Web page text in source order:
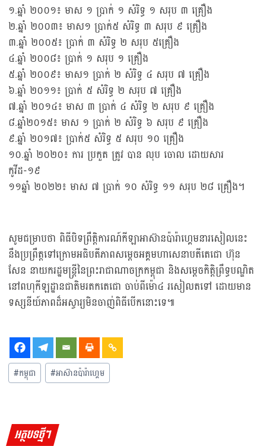
១.ឆ្នាំ ២០០១៖ មាស ១ ប្រាក់ ១ សំរិទ្ធ ១ សរុប ៣ គ្រឿង
២.ឆ្នាំ ២០០៣៖ មាស១ ប្រាក់៥ សំរិទ្ធ ៣ សរុប ៩ គ្រឿង
៣.ឆ្នាំ ២០០៥៖ ប្រាក់ ៣ សំរិទ្ធ ២ សរុប ៥គ្រឿង
៤.ឆ្នាំ ២០០៨៖ ប្រាក់ ១ សរុប ១ គ្រឿង
៥.ឆ្នាំ ២០០៩៖ មាស១ ប្រាក់ ២ សំរិទ្ធ ៤ សរុប ៧ គ្រឿង
៦.ឆ្នាំ ២០១១៖ ប្រាក់ ៥ សំរិទ្ធ ២ សរុប ៧ គ្រឿង
៧.ឆ្នាំ ២០១៤៖ មាស ៣ ប្រាក់ ៤ សំរិទ្ធ ២ សរុប ៩ គ្រឿង
៨.ឆ្នាំ២០១៥៖ មាស ១ ប្រាក់ ២ សំរិទ្ធ ៦ សរុប ៩ គ្រឿង
៩.ឆ្នាំ ២០១៧៖ ប្រាក់៥ សំរិទ្ធ ៥ សរុប ១០ គ្រឿង
១០.ឆ្នាំ ២០២០៖ ការ ប្រកួត ត្រូវ បាន លុប ចោល ដោយសារ
កូវីដ-១៩
១១ឆ្នាំ ២០២២៖ មាស ៧ ប្រាក់ ១០ សំរិទ្ធ ១១ សរុប ២៨ គ្រឿង។
សូមជម្រាបថា ពិធីបិទព្រឹត្តិការណ៍កីឡាអាស៊ានប៉ារ៉ាហ្គេមនារសៀលនេះ
នឹងប្រព្រឹត្តទៅក្រោមអធិបតីភាពសម្ដេចអគ្គមហាសេនាបតីតេជោ ហ៊ុន
សែន នាយករដ្ឋមន្ត្រីនៃព្រះរាជាណាចក្រកម្ពុជា និងសម្ដេចកិត្តិព្រឹទ្ធបណ្ឌិត
នៅពហុកីឡដ្ឋានជាតិមរតកតេជោ ចាប់ពីម៉ោ៤ រសៀលតទៅ ដោយមាន
ទស្សនីយ៍ភាពដ៏អស្ចារ្យមិនចាញ់ពិធីបើកនោះទេ៕
#កម្ពុជា #អាស៊ានប៉ារ៉ាហ្គេម
អត្ថបទថ្មីៗ